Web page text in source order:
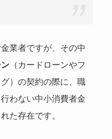
業者ですが、その中
（カードローンやフ
）の契約の際に、職
わない中小消費者金
た存在です。